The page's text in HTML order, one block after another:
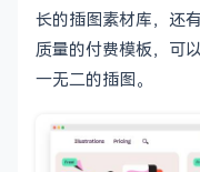
长的插图素材库，还
质量的付费模板，可
一无二的插图。